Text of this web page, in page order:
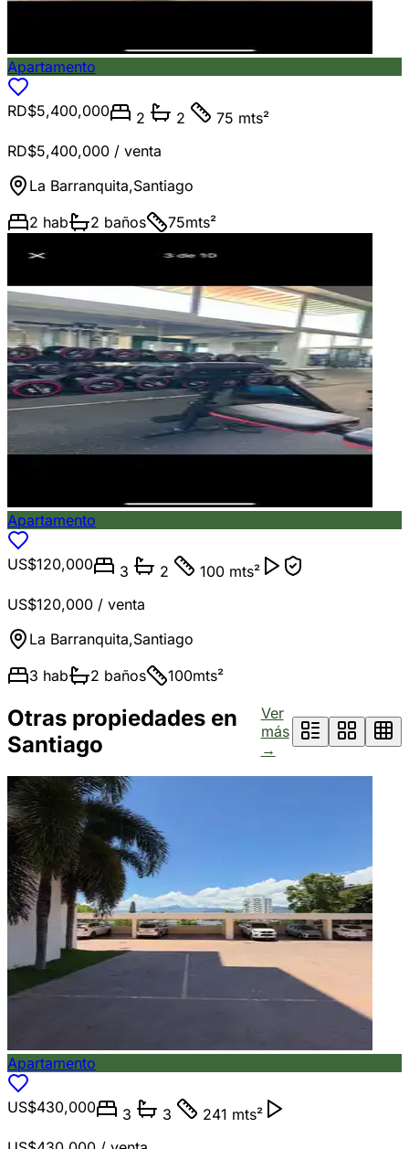
Apartamento
RD$5,400,000 2 2
75 mts²
RD$5,400,000 / venta
La Barranquita,Santiago
2 hab 2 baños 75mts²
Apartamento
US$120,000 3 2
100 mts²
US$120,000 / venta
La Barranquita,Santiago
3 hab 2 baños 100mts²
Otras propiedades en
Santiago
Ver
más
→
Apartamento
US$430,000 3 3
241 mts²